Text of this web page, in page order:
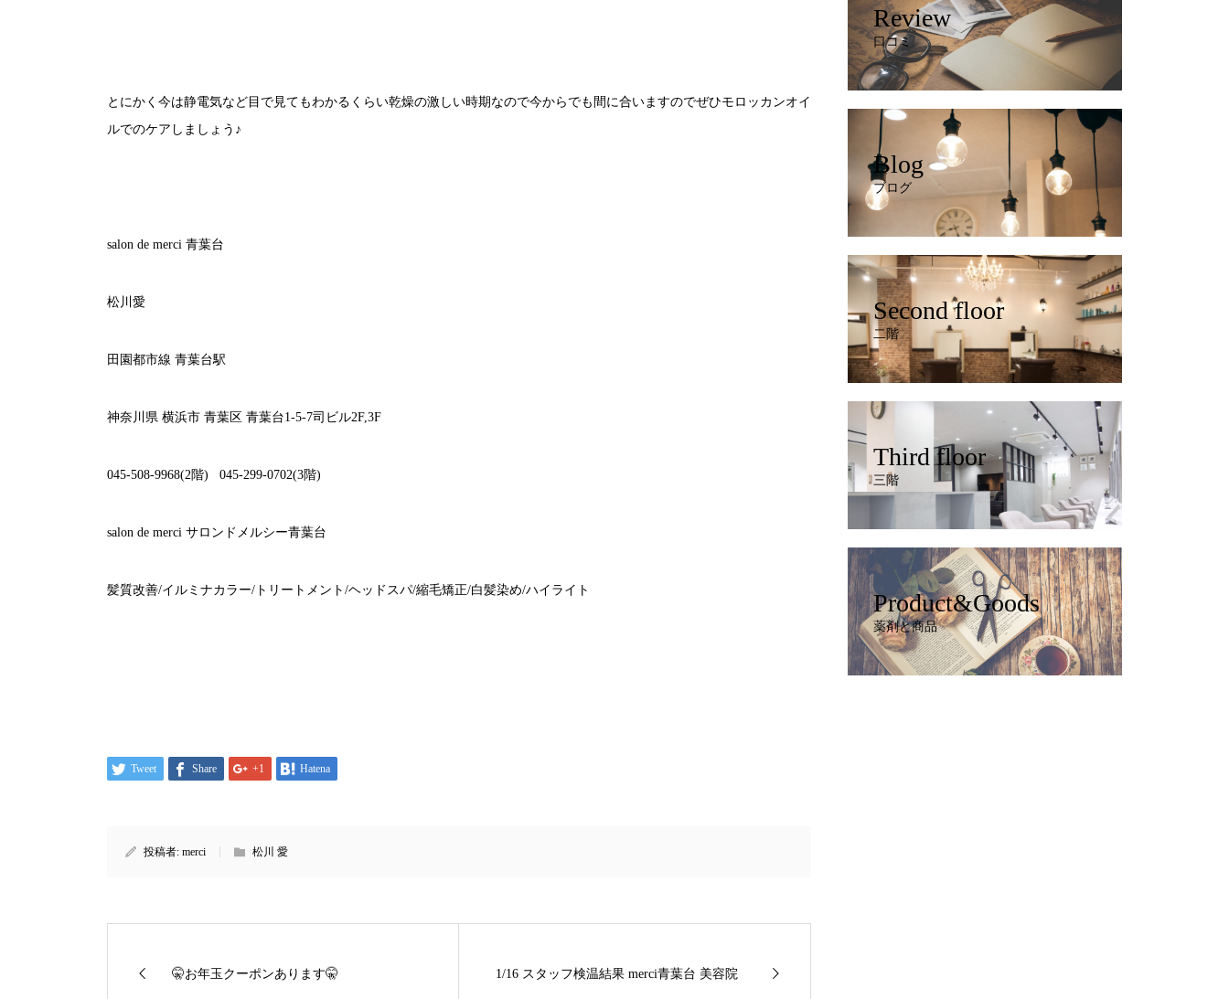
とにかく今は静電気など目で見てもわかるくらい乾燥の激しい時期なので今からでも間に合いますのでぜひモロッカンオイ
ルでのケアしましょう♪
salon de merci 青葉台
松川愛
田園都市線 青葉台駅
神奈川県 横浜市 青葉区 青葉台1-5-7司ビル2F,3F
045-508-9968(2階) 045-299-0702(3階)
salon de merci サロンドメルシー青葉台
髪質改善/イルミナカラー/ トリートメント /ヘッドスパ/縮毛矯正/白髪染め/ハイライト
Tweet Share +1 Hatena
投稿者: merci 松川 愛
🤫お年玉クーポンあります🤫 1/16 スタッフ検温結果 merci青葉台 美容院
Review
口コミ
Blog
ブログ
Second floor
二階
Third floor
三階
Product&Goods
薬剤と商品